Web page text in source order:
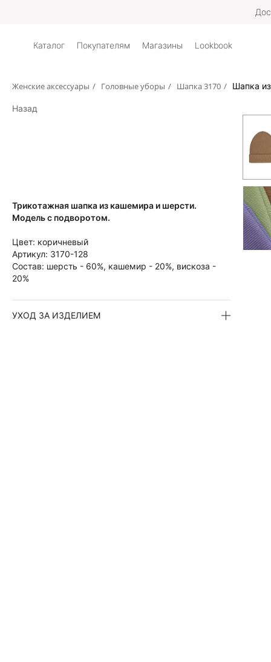
Каталог Покупателям Магазины Lookbook
Женские аксессуары / Головные уборы / Шапка 3170 / Шапка
Назад
Трикотажная шапка из кашемира и шерсти.
Модель с подворотом.
Цвет: коричневый
Артикул: 3170-128
Состав: шерсть - 60%, кашемир - 20%, вискоза -
20%
УХОД ЗА ИЗДЕЛИЕМ